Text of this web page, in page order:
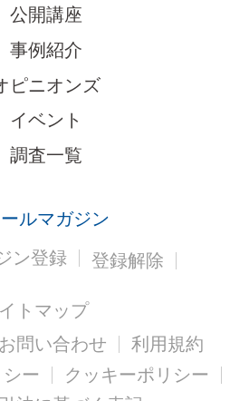
公開講座
事例紹介
ピニオンズ
イベント
調査一覧
ールマガジン
ン登録
登録解除
トマップ
お問い合わせ
利用規約
ー
クッキーポリシー